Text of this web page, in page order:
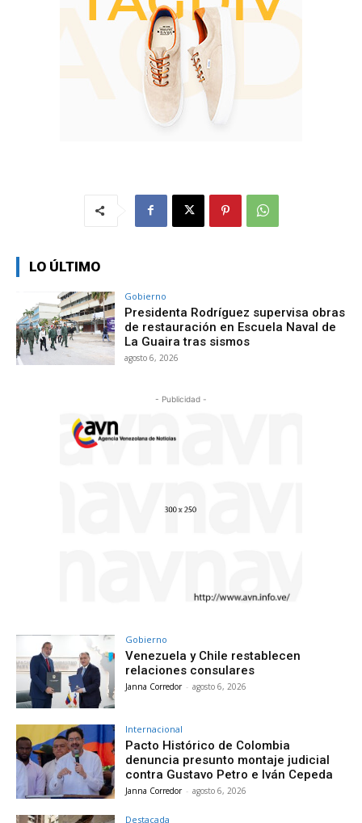
LO ÚLTIMO
Gobierno
Presidenta Rodríguez supervisa obras
de restauración en Escuela Naval de
La Guaira tras sismos
agosto 6, 2026
- Publicidad -
Gobierno
Venezuela y Chile restablecen
relaciones consulares
Janna Corredor - agosto 6, 2026
Internacional
Pacto Histórico de Colombia
denuncia presunto montaje judicial
contra Gustavo Petro e Iván Cepeda
Janna Corredor - agosto 6, 2026
Destacada